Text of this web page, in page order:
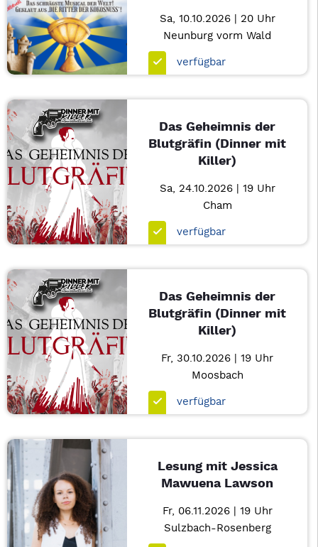
Sa, 10.10.2026 | 20 Uhr
Neunburg vorm Wald
verfügbar
Das Geheimnis der
Blutgräfin (Dinner mit
Killer)
Sa, 24.10.2026 | 19 Uhr
Cham
verfügbar
Das Geheimnis der
Blutgräfin (Dinner mit
Killer)
Fr, 30.10.2026 | 19 Uhr
Moosbach
verfügbar
Lesung mit Jessica
Mawuena Lawson
Fr, 06.11.2026 | 19 Uhr
Sulzbach-Rosenberg